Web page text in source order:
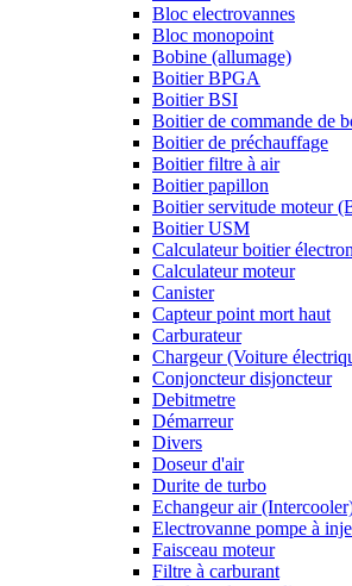
Bloc electrovannes
Bloc monopoint
Bobine (allumage)
Boitier BPGA
Boitier BSI
Boitier de commande de
Boitier de préchauffage
Boitier filtre à air
Boitier papillon
Boitier servitude moteur
Boitier USM
Calculateur boitier
Calculateur moteur
Canister
Capteur point mort haut
Carburateur
Chargeur (Voiture
Conjoncteur disjoncteur
Debitmetre
Démarreur
Divers
Doseur d'air
Durite de turbo
Echangeur air
Electrovanne pompe à
Faisceau moteur
Filtre à carburant